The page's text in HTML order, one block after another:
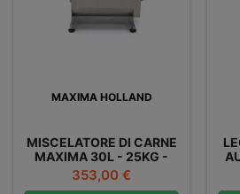
MAXIMA HOLLAND
MISCELATORE DI CARNE
MAXIMA 30L - 25KG -
DOPPIO
Prezzo
353,00 €